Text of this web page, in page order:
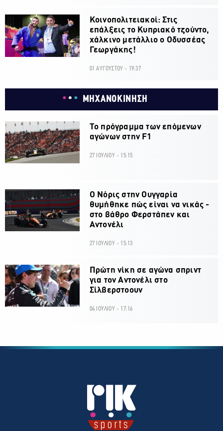
Κοινοπολιτειακοί: Στις
επάλξεις το Κυπριακό τζούντο,
χάλκινο μετάλλιο ο Οδυσσέας
Γεωργάκης!
01 ΑΥΓΟΥΣΤΟΥ - 19:37
ΜΗΧΑΝΟΚΙΝΗΣΗ
Το πρόγραμμα των επόμενων
αγώνων στην F1
27 ΙΟΥΛΙΟΥ - 15:15
O Νόρις στην Ουγγαρία
θυμήθηκε πώς είναι να νικάς -
στο βάθρο Φερστάπεν και
Αντονέλι
27 ΙΟΥΛΙΟΥ - 15:13
Πρώτη νίκη σε αγώνα σπριντ
για τον Αντονέλι στο
Σίλβερστοουν
04 ΙΟΥΛΙΟΥ - 17:16